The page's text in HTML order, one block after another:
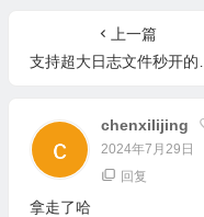
上一篇
支持超大日志文件秒开的轻量级代码编辑器 Notepad3 7.26.602.1 中文版
Chenxilijing
2024年7月29日
回复
拿走了哈